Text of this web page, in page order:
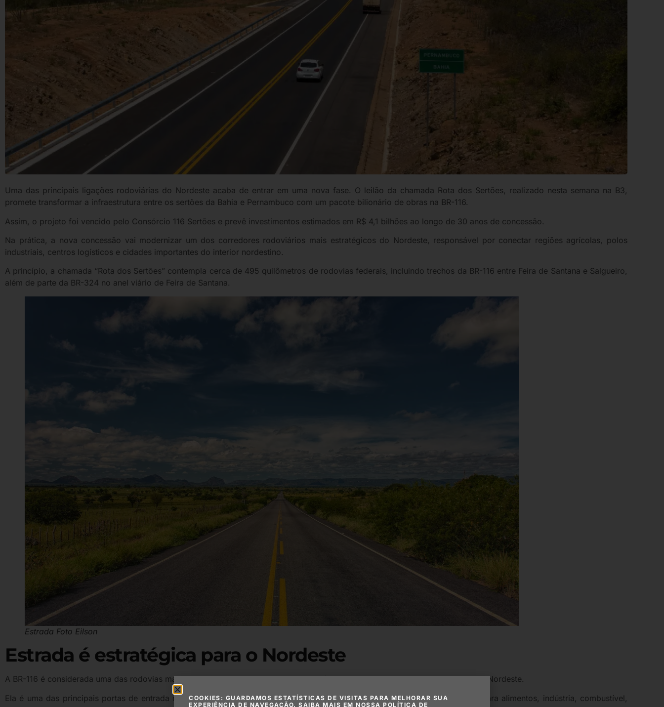
Uma das principais ligações rodoviárias do Nordeste acaba de entrar em uma nova fase. O leilão da chamada Rota dos Sertões, realizado nesta semana na B3,
promete transformar a infraestrutura entre os sertões da Bahia e Pernambuco com um pacote bilionário de obras na BR-116.
Assim, o projeto foi vencido pelo Consórcio 116 Sertões e prevê investimentos estimados em R$ 4,1 bilhões ao longo de 30 anos de concessão.
Na prática, a nova concessão vai modernizar um dos corredores rodoviários mais estratégicos do Nordeste, responsável por conectar regiões agrícolas, polos
industriais, centros logísticos e cidades importantes do interior nordestino.
A princípio, a chamada “Rota dos Sertões” contempla cerca de 495 quilômetros de rodovias federais, incluindo trechos da BR-116 entre Feira de Santana e Salgueiro,
além de parte da BR-324 no anel viário de Feira de Santana.
Estrada Foto Eilson
Estrada é estratégica para o Nordeste
A BR-116 é considerada uma das rodovias mais importantes do Brasil e possui papel fundamental na ligação entre o Sudeste e o Nordeste.
Ela é uma das principais portas de entrada de mercadorias vindas do Sudeste e também funciona como eixo de circulação para alimentos, indústria, combustível,
COOKIES: GUARDAMOS ESTATÍSTICAS DE VISITAS PARA MELHORAR SUA
EXPERIÊNCIA DE NAVEGAÇÃO. SAIBA MAIS EM NOSSA POLÍTICA DE